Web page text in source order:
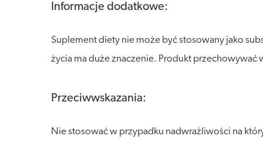
Informacje dodatkowe:
Suplement diety nie może być stosowany jako
życia ma duże znaczenie. Produkt
Przeciwwskazania:
Nie stosować w przypadku nadwrażliwości na